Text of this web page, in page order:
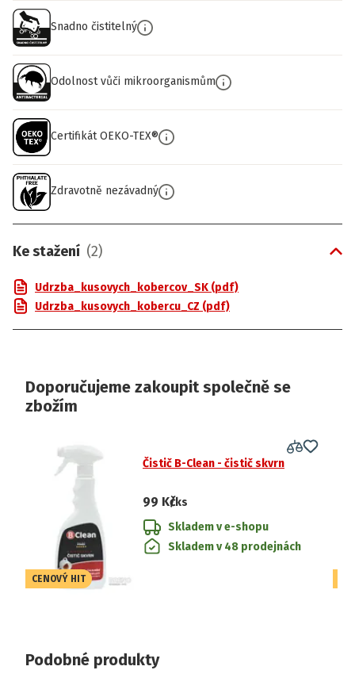
Snadno čistitelný
Odolnost vůči mikroorganismům
Certifikát OEKO-TEX®
Zdravotně nezávadný
Ke stažení (2)
Udrzba_kusovych_kobercov_SK (pdf)
Udrzba_kusovych_kobercu_CZ (pdf)
Doporučujeme zakoupit společně se
zbožím
CENOVÝ HIT
Čistič B-Clean - čistič skvrn
99 Kč/ks
Skladem v e-shopu
Skladem v 48 prodejnách
Podobné produkty